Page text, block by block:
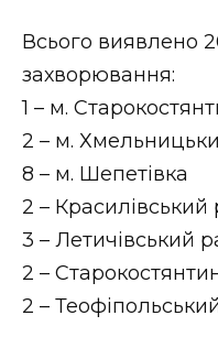
Втрачений
Втрачений
НОВИНИ
Всього виявлено
захворювання:
1 – м.
2 – м.
8 – м. Шепетівка
2 – Красилівський
3 – Летичівський
2 –
2 –